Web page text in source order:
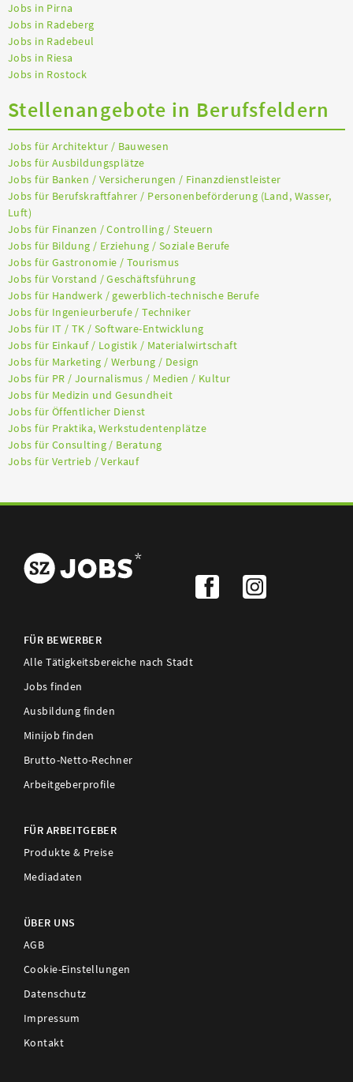
Jobs in Pirna
Jobs in Radeberg
Jobs in Radebeul
Jobs in Riesa
Jobs in Rostock
Stellenangebote in Berufsfeldern
Jobs für Architektur / Bauwesen
Jobs für Ausbildungsplätze
Jobs für Banken / Versicherungen / Finanzdienstleister
Jobs für Berufskraftfahrer / Personenbeförderung (Land, Wasser,
Luft)
Jobs für Finanzen / Controlling / Steuern
Jobs für Bildung / Erziehung / Soziale Berufe
Jobs für Gastronomie / Tourismus
Jobs für Vorstand / Geschäftsführung
Jobs für Handwerk / gewerblich-technische Berufe
Jobs für Ingenieurberufe / Techniker
Jobs für IT / TK / Software-Entwicklung
Jobs für Einkauf / Logistik / Materialwirtschaft
Jobs für Marketing / Werbung / Design
Jobs für PR / Journalismus / Medien / Kultur
Jobs für Medizin und Gesundheit
Jobs für Öffentlicher Dienst
Jobs für Praktika, Werkstudentenplätze
Jobs für Consulting / Beratung
Jobs für Vertrieb / Verkauf
FÜR BEWERBER
Alle Tätigkeitsbereiche nach Stadt
Jobs finden
Ausbildung finden
Minijob finden
Brutto-Netto-Rechner
Arbeitgeberprofile
FÜR ARBEITGEBER
Produkte & Preise
Mediadaten
ÜBER UNS
AGB
Cookie-Einstellungen
Datenschutz
Impressum
Kontakt